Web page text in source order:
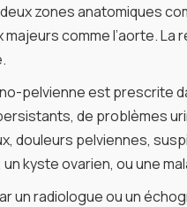
zones anatomiques
comme l’aorte.
pelvienne est prescrite
de problèmes
douleurs pelviennes,
kyste ovarien, ou une
un radiologue ou un